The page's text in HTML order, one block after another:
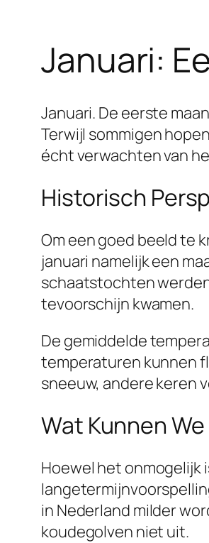
Januari:
Januari. De eerste
Terwijl sommigen
écht verwachten van
Historisch
Om een goed beeld te
januari namelijk een
schaatstochten
tevoorschijn kwamen.
De gemiddelde
temperaturen kunnen
sneeuw, andere keren
Wat Kunnen
Hoewel het onmogelijk
in Nederland milder
koudegolven niet uit.